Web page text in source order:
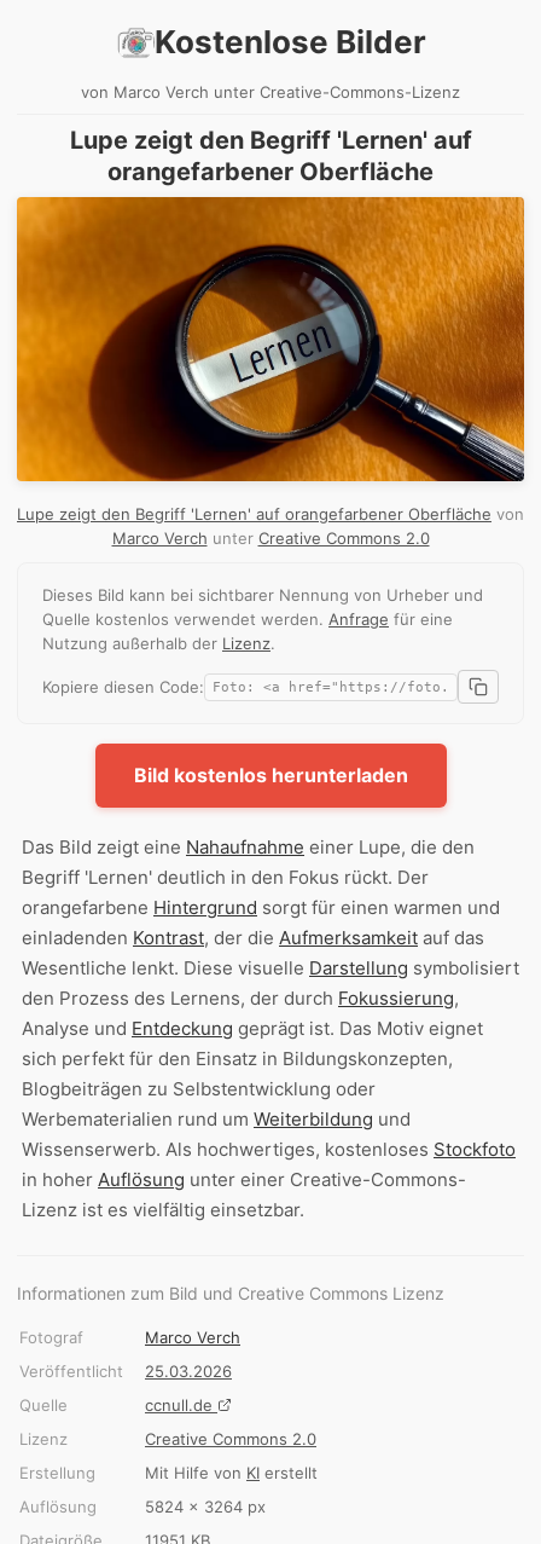
Kostenlose Bilder
von Marco Verch unter Creative-Commons-Lizenz
Lupe zeigt den Begriff 'Lernen' auf
orangefarbener Oberfläche
Lupe zeigt den Begriff 'Lernen' auf orangefarbener Oberfläche von
Marco Verch unter Creative Commons 2.0
Dieses Bild kann bei sichtbarer Nennung von Urheber und
Quelle kostenlos verwendet werden. Anfrage für eine
Nutzung außerhalb der Lizenz.
Kopiere diesen Code:
Bild kostenlos herunterladen
Das Bild zeigt eine Nahaufnahme einer Lupe, die den
Begriff 'Lernen' deutlich in den Fokus rückt. Der
orangefarbene Hintergrund sorgt für einen warmen und
einladenden Kontrast, der die Aufmerksamkeit auf das
Wesentliche lenkt. Diese visuelle Darstellung symbolisiert
den Prozess des Lernens, der durch Fokussierung,
Analyse und Entdeckung geprägt ist. Das Motiv eignet
sich perfekt für den Einsatz in Bildungskonzepten,
Blogbeiträgen zu Selbstentwicklung oder
Werbematerialien rund um Weiterbildung und
Wissenserwerb. Als hochwertiges, kostenloses Stockfoto
in hoher Auflösung unter einer Creative-Commons-
Lizenz ist es vielfältig einsetzbar.
Informationen zum Bild und Creative Commons Lizenz
Fotograf
Marco Verch
Veröffentlicht
25.03.2026
Quelle
ccnull.de
Lizenz
Creative Commons 2.0
Erstellung
Mit Hilfe von KI erstellt
Auflösung
5824 × 3264 px